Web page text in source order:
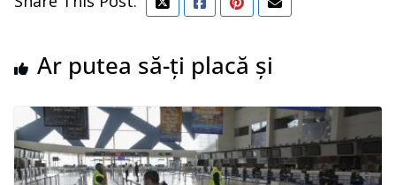
Ar putea să-ți placă și